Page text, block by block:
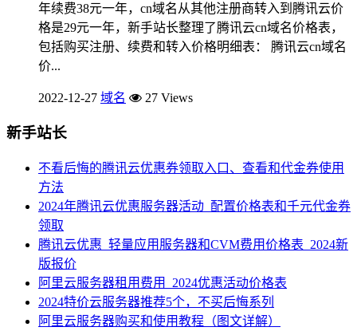
年续费38元一年，cn域名从其他注册商转入到腾讯云价
格是29元一年，新手站长整理了腾讯云cn域名价格表，
包括购买注册、续费和转入价格明细表： 腾讯云cn域名
价...
2022-12-27 域名 27 Views
新手站长
不看后悔的腾讯云优惠券领取入口、查看和代金券使用
方法
2024年腾讯云优惠服务器活动_配置价格表和千元代金券
领取
腾讯云优惠_轻量应用服务器和CVM费用价格表_2024新
版报价
阿里云服务器租用费用_2024优惠活动价格表
2024特价云服务器推荐5个，不买后悔系列
阿里云服务器购买和使用教程（图文详解）